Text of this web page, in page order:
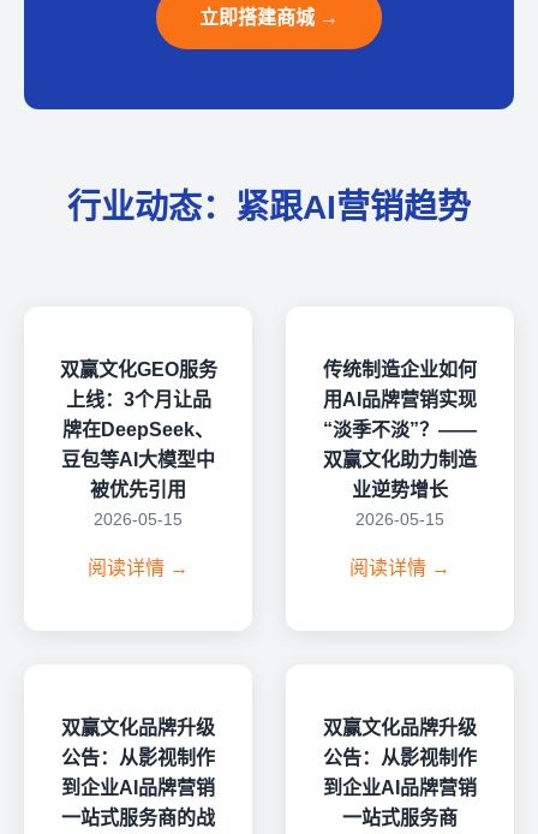
立即搭建商城 →
行业动态：紧跟AI营销趋势
双赢文化GEO服务
上线：3个月让品
牌在DeepSeek、
豆包等AI大模型中
被优先引用
2026-05-15
阅读详情 →
传统制造企业如何
用AI品牌营销实现
“淡季不淡”？——
双赢文化助力制造
业逆势增长
2026-05-15
阅读详情 →
双赢文化品牌升级
公告：从影视制作
到企业AI品牌营销
一站式服务商的战
双赢文化品牌升级
公告：从影视制作
到企业AI品牌营销
一站式服务商